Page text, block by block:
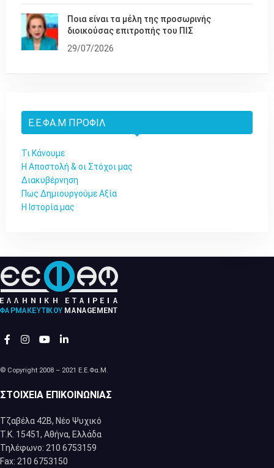
Ποια είναι τα μέλη της προσωρινής
διοικούσας επιτροπής του ΠΙΣ
29/07/2026
Ε.Ε.ΦΑ.Μ ΠΡΟΦΊΛ
Τι Κάνουμε
Η Αποστολή & οι Στόχοι μας
Διακυβέρνηση
Πως Δημιουργούμε Αξία
Η Ιστορία μας
© Copyright 2008 – 2021 Ε.Ε.Φα.Μ.
ΣΤΟΙΧΕΊΑ ΕΠΙΚΟΙΝΩΝΊΑΣ
Τζαβέλα 42Β, Νέο Ψυχικό
Τ.Κ. 15451, Αθήνα, Eλλάδα
Τηλέφωνο: 210 6753159
Fax: 210 6753150